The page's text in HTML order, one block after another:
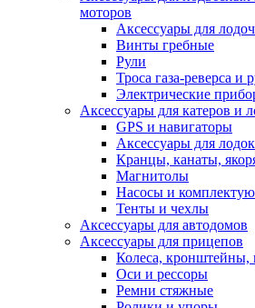
моторов
Аксессуары для
Винты гребные
Рули
Троса газа-реверса и
Электрические
Аксессуары для катеров и
GPS и навигаторы
Аксессуары для лодок
Кранцы, канаты,
Магнитолы
Насосы и
Тенты и чехлы
Аксессуары для автодомов
Аксессуары для прицепов
Колеса, кронштейны,
Оси и рессоры
Ремни стяжные